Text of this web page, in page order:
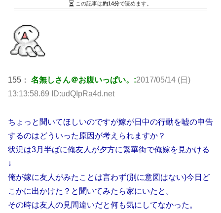
この記事は約14分で読めます。
155： 名無しさん＠お腹いっぱい。:2017/05/14 (日)
13:13:58.69 ID:udQIpRa4d.net
ちょっと聞いてほしいのですが嫁が日中の行動を嘘の申告
するのはどういった原因が考えられますか？
状況は3月半ばに俺友人が夕方に繁華街で俺嫁を見かける
↓
俺が嫁に友人がみたことは言わず(別に意図はない)今日ど
こかに出かけた？と聞いてみたら家にいたと。
その時は友人の見間違いだと何も気にしてなかった。